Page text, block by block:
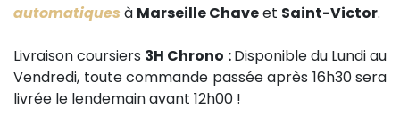
automatiques à Marseille Chaveet Saint-Victor.
Livraison coursiers 3H Chrono :Disponible du Lundi au
Vendredi, toute commande passée après 16h30 sera
livrée le lendemain avant 12h00 !